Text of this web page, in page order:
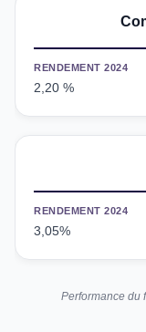
RENDEMENT 2024
2,20 %
RENDEMENT 2024
3,05%
Performance du